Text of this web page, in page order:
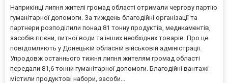
Наприкінці липня жителі громад області отримали чергову партію
гуманітарної допомоги. За тиждень благодійні організації та
партнери розподілили понад 81 тонну продуктів, медикаментів,
засобів гігієни, питної води та інших необхідних товарів. Про це
повідомляють у Донецькій обласній військовій адміністрації.
Упродовж останнього тижня липня жителям громад області
передали 81,6 тонни гуманітарної допомоги. Благодійні вантажі
містили продуктові набори, засоби...